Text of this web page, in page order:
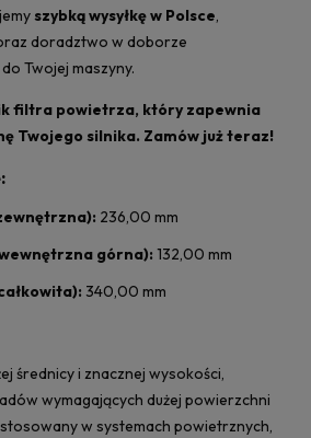
szybką wysyłkę w Polsce,
doradztwo w doborze
Twojej maszyny.
filtra powietrza, który zapewnia
Twojego silnika. Zamów już teraz!
236,00 mm
górna): 132,00 mm
340,00 mm
średnicy i znacznej wysokości,
wymagających dużej powierzchni
w systemach powietrznych,